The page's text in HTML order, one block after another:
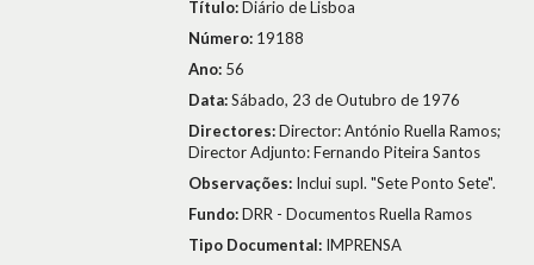
Título:Diário de Lisboa
Número: 19188
Ano: 56
Data:Sábado, 23 de Outubro de 1976
Directores:Director: António Ruella Ramos;
Director Adjunto: Fernando Piteira Santos
Observações: Inclui supl. "Sete Ponto Sete".
Fundo:DRR - Documentos Ruella Ramos
Tipo Documental: IMPRENSA